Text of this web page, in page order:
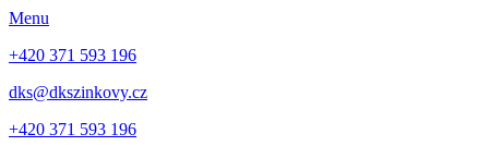
Menu
+420 371 593 196
dks@dkszinkovy.cz
+420 371 593 196